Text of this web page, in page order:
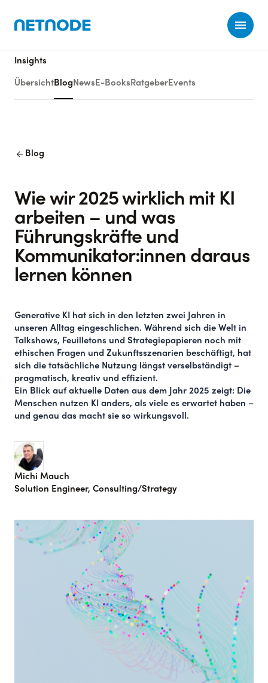
Insights
Übersicht Blog News E-Books Ratgeber Events
arrow_back Blog
Wie wir 2025 wirklich mit KI
arbeiten – und was
Führungskräfte und
Kommunikator:innen daraus
lernen können
Generative KI hat sich in den letzten zwei Jahren in
unseren Alltag eingeschlichen. Während sich die Welt in
Talkshows, Feuilletons und Strategiepapieren noch mit
ethischen Fragen und Zukunftsszenarien beschäftigt, hat
sich die tatsächliche Nutzung längst verselbständigt –
pragmatisch, kreativ und effizient.
Ein Blick auf aktuelle Daten aus dem Jahr 2025 zeigt: Die
Menschen nutzen KI anders, als viele es erwartet haben –
und genau das macht sie so wirkungsvoll.
Michi Mauch
Solution Engineer, Consulting/Strategy